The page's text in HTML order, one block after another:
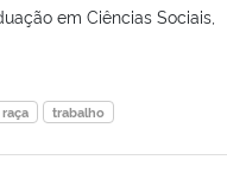
em Ciências Sociais,
raça trabalho